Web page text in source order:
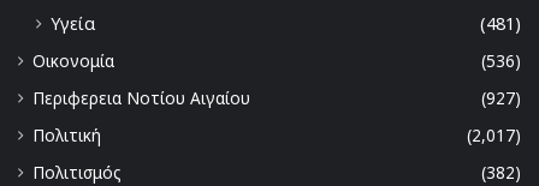
Υγεία
(481)
Οικονομία
(536)
Περιφερεια Νοτίου Αιγαίου
(927)
Πολιτική
(2,017)
Πολιτισμός
(382)